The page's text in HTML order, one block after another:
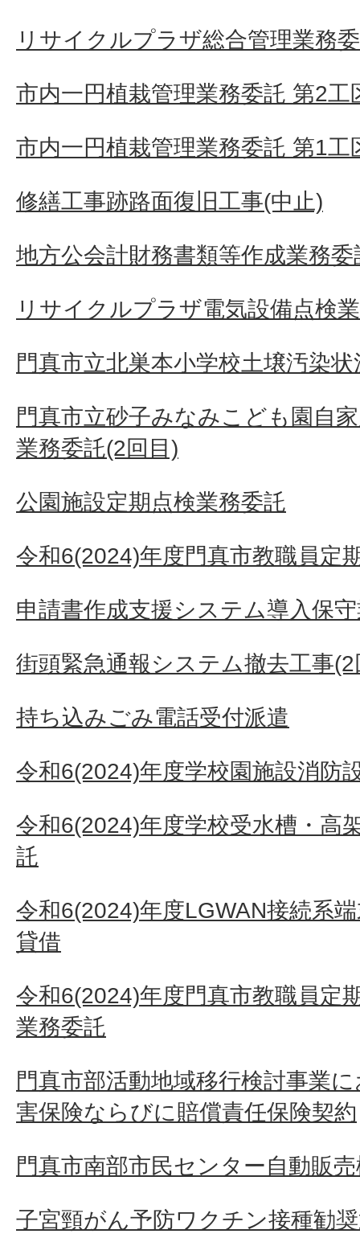
リサイクルプラザ総合管理業務
市内一円植栽管理業務委託 第2工
市内一円植栽管理業務委託 第1工
修繕工事跡路面復旧工事(中止)
地方公会計財務書類等作成業務委
リサイクルプラザ電気設備点検
門真市立北巣本小学校土壌汚染
門真市立砂子みなみこども園自
業務委託(2回目)
公園施設定期点検業務委託
令和6(2024)年度門真市教職員定
申請書作成支援システム導入保
街頭緊急通報システム撤去工事(2
持ち込みごみ電話受付派遣
令和6(2024)年度学校園施設消防
令和6(2024)年度学校受水槽・高
託
令和6(2024)年度LGWAN接続系
貸借
令和6(2024)年度門真市教職員定
業務委託
門真市部活動地域移行検討事業
害保険ならびに賠償責任保険契約
門真市南部市民センター自動販
子宮頸がん予防ワクチン接種勧